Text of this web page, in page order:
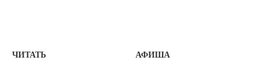
ЧИТАТЬ АФИША